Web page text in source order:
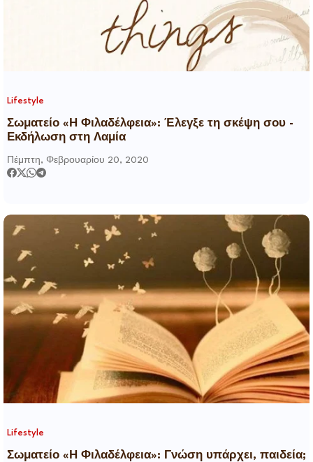
Lifestyle
Σωματείο «Η Φιλαδέλφεια»: Έλεγξε τη σκέψη σου -
Εκδήλωση στη Λαμία
Πέμπτη, Φεβρουαρίου 20, 2020
Lifestyle
Σωματείο «Η Φιλαδέλφεια»: Γνώση υπάρχει, παιδεία;